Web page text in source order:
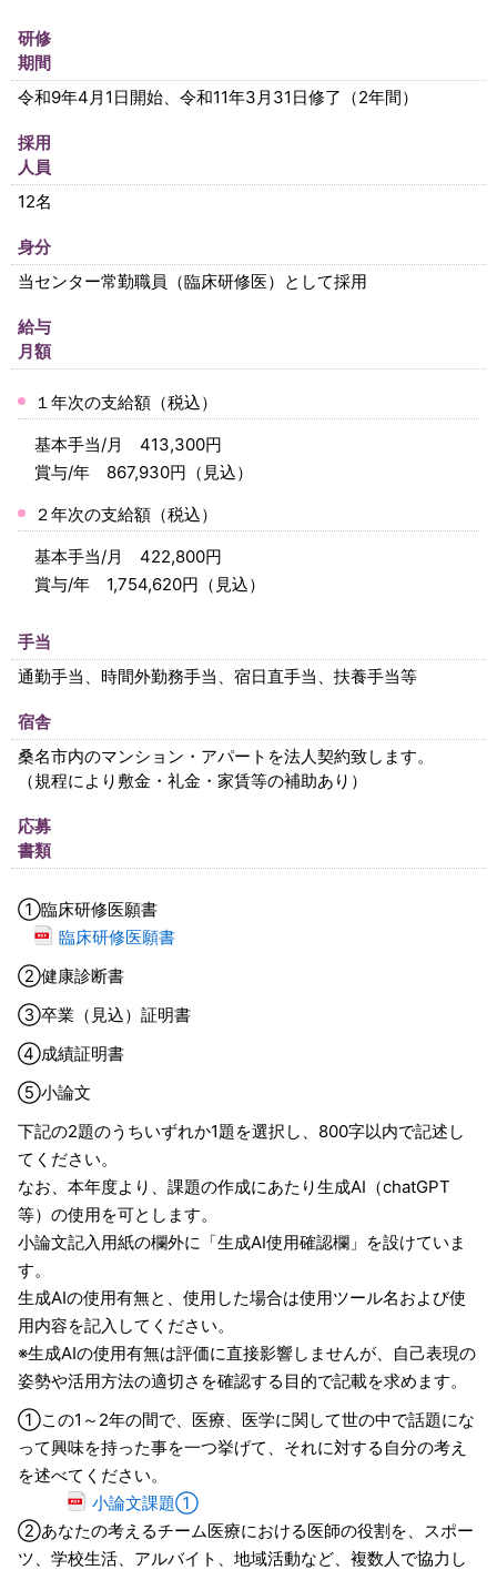
研修
期間
令和9年4月1日開始、令和11年3月31日修了（2年間）
採用
人員
12名
身分
当センター常勤職員（臨床研修医）として採用
給与
月額
１年次の支給額（税込）
基本手当/月 413,300円
賞与/年 867,930円（見込）
２年次の支給額（税込）
基本手当/月 422,800円
賞与/年 1,754,620円（見込）
手当
通勤手当、時間外勤務手当、宿日直手当、扶養手当等
宿舎
桑名市内のマンション・アパートを法人契約致します。
（規程により敷金・礼金・家賃等の補助あり）
応募
書類
①臨床研修医願書
臨床研修医願書
②健康診断書
③卒業（見込）証明書
④成績証明書
⑤小論文
下記の2題のうちいずれか1題を選択し、 800字以内で記述し
てください。
なお、本年度より、課題の作成にあたり生成AI （chatGPT
等）の使用を可とします。
小論文記入用紙の欄外に「生成AI使用確認欄」を設けていま
す。
生成AIの使用有無と、使用した場合は使用ツール名および使
用内容を記入してください。
※生成AIの使用有無は評価に直接影響しませんが、自己表現の
姿勢や活用方法の適切さを確認する目的で記載を求めます。
①この1 ～ 2年の間で、医療、医学に関して世の中で話題にな
って興味を持った事を一つ挙げて、それに対する自分の考え
を述べてください。
小論文課題①
②あなたの考えるチーム医療における医師の役割を、スポー
ツ、学校生活、アルバイト、地域活動など、複数人で協力し